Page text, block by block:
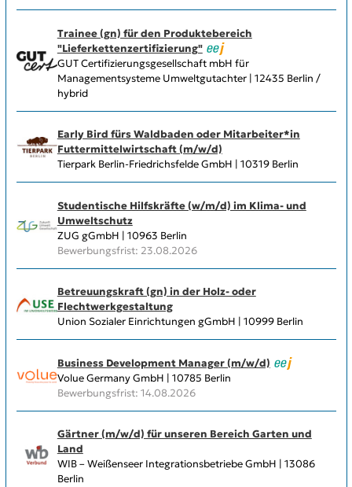
Trainee (gn) für den Produktebereich
"Lieferkettenzertifizierung"
GUT Certifizierungsgesellschaft mbH für
Managementsysteme Umweltgutachter | 12435 Berlin /
hybrid
Early Bird fürs Waldbaden oder Mitarbeiter*in
Futtermittelwirtschaft (m/w/d)
Tierpark Berlin-Friedrichsfelde GmbH | 10319 Berlin
Studentische Hilfskräfte (w/m/d) im Klima- und
Umweltschutz
ZUG gGmbH | 10963 Berlin
Bewerbungsfrist: 23.08.2026
Betreuungskraft (gn) in der Holz- oder
Flechtwerkgestaltung
Union Sozialer Einrichtungen gGmbH | 10999 Berlin
Business Development Manager (m/w/d)
Volue Germany GmbH | 10785 Berlin
Bewerbungsfrist: 14.08.2026
Gärtner (m/w/d) für unseren Bereich Garten und
Land
WIB – Weißenseer Integrationsbetriebe GmbH | 13086
Berlin